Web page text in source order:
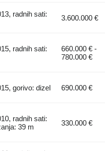
radnih sati:
3.600.000 €
radnih sati:
660.000 € -
780.000 €
gorivo: dizel 690.000 €
radnih sati:
39 m
330.000 €